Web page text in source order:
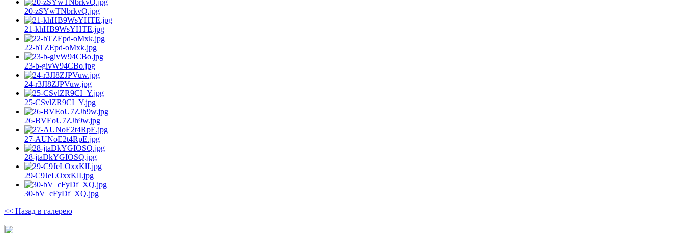
20-zSYwTNbrkvQ.jpg
21-khHB9WsYHTE.jpg
22-bTZEpd-oMxk.jpg
23-b-givW94CBo.jpg
24-r3JI8ZJPVuw.jpg
25-CSvlZR9CI_Y.jpg
26-BVEoU7ZJh9w.jpg
27-AUNoE2t4RpE.jpg
28-jtaDkYGIOSQ.jpg
29-C9JeLOxxKlI.jpg
30-bV_cFyDf_XQ.jpg
<< Назад в галерею